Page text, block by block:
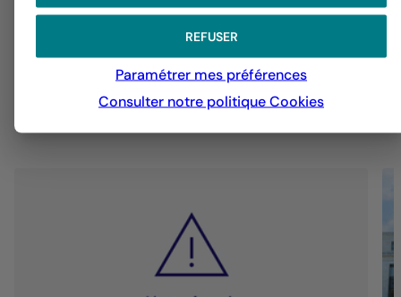
Alerte fraude – Restez vigilants
REFUSER
Paramétrer mes préférences
Consulter notre politiqueCookies